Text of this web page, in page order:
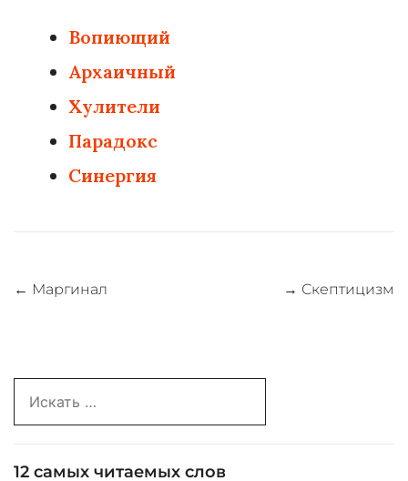
Вопиющий
Архаичный
Хулители
Парадокс
Синергия
Навигация
← Маргинал → Скептицизм
for:
12 самых читаемых слов